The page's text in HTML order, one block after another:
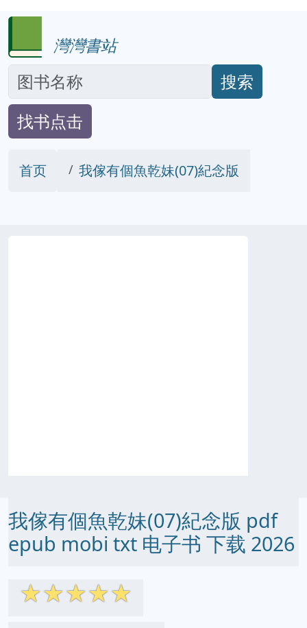
灣灣書站
搜索
找书点击
首页 我傢有個魚乾妹(07)紀念版
我傢有個魚乾妹(07)紀念版 pdf
epub mobi txt 电子书 下载 2026
☆☆☆☆☆